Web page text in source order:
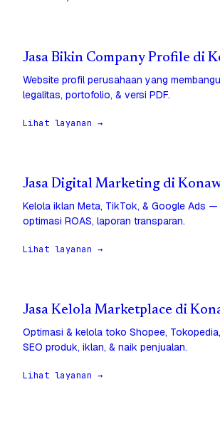
Jasa Bikin Company Profile di
Website profil perusahaan yang
legalitas, portofolio, & versi PDF.
Lihat layanan →
Jasa Digital Marketing di
Kelola iklan Meta, TikTok, & Google Ads
optimasi ROAS, laporan transparan.
Lihat layanan →
Jasa Kelola Marketplace di
Optimasi & kelola toko Shopee,
SEO produk, iklan, & naik penjualan.
Lihat layanan →